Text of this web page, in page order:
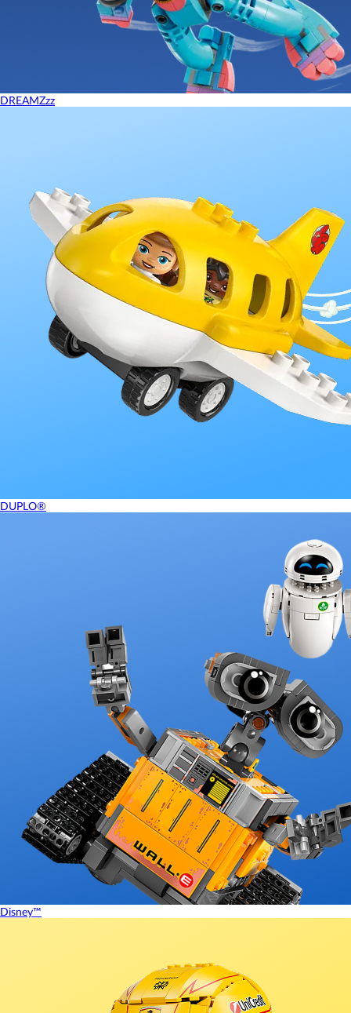
DREAMZzz
DUPLO®
Disney™